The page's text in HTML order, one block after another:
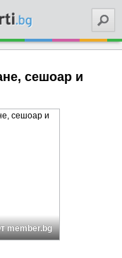
сешоар и
member.bg